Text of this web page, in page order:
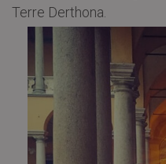
Terre Derthona.